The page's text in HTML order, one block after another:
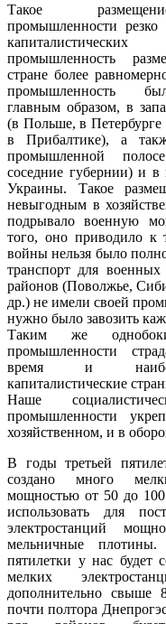
Такое
промышленности
промышленность
стране более
промышленность
главным образом, в
(в Польше, в Петербурге
в Прибалтике), а
промышленной
соседние губернии) и в
Украины. Такое
невыгодным в
подрывало военную
того, оно приводило к
войны нельзя было
транспорт для
районов (Поволжье,
др.) не имели своей
нужно было завозить
Таким же
промышленности
время и
капиталистические
Наше
промышленности
хозяйственном, и в
В годы третьей
создано много
мощностью от 50 до
использовать для
электростанций
мельничные
пятилетки у нас будет
мелких
дополнительно свыше
почти полтора